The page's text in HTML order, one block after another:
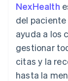
Link
compra
acelerado
Financial
Datos de
financieras
vinculadas
NexHealth
del
ayuda a los
gestionar
citas y la
hasta la